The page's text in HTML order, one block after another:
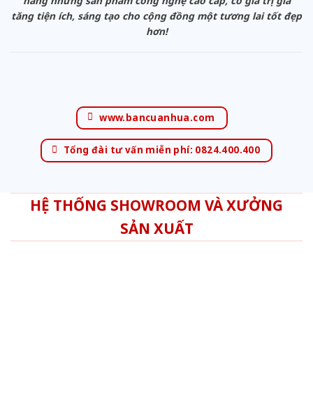
tăng tiện ích, sáng tạo cho cộng đồng một tương lai tốt đẹp
hơn!
www.bancuanhua.com
Tổng đài tư vấn miễn phí: 0824.400.400
HỆ THỐNG SHOWROOM VÀ XƯỞNG
SẢN XUẤT